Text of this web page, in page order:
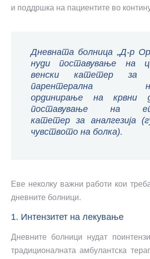
и поддршка на пациентите во
Дневната болница „Д-р
нуди поставување на
венски катетер за
парентерална
ординирање на крвни
поставување на
катетер за аналгезија
чувството на болка).
Еве неколку важни работи кои
дневните болници.
1. Интензитет на лекување
Дневните болници нудат
традиционалната амбулантска